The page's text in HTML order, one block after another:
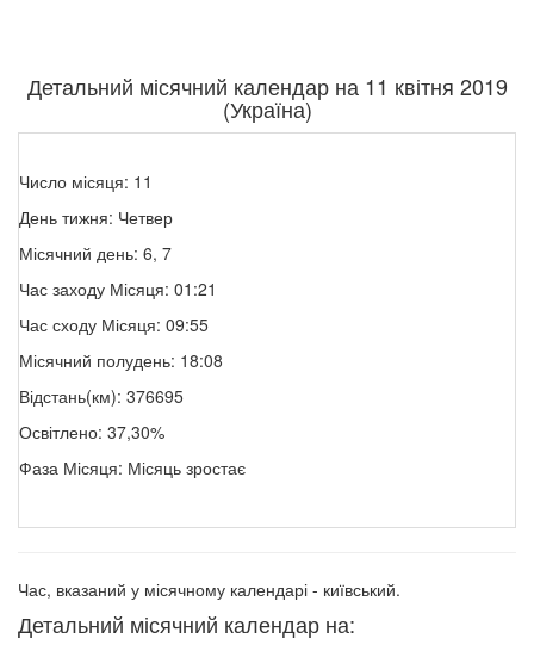
Детальний місячний календар на 11 квітня 2019
(Україна)
Число місяця: 11
День тижня: Четвер
Місячний день: 6, 7
Час заходу Місяця: 01:21
Час сходу Місяця: 09:55
Місячний полудень: 18:08
Відстань(км): 376695
Освітлено: 37,30%
Фаза Місяця: Місяць зростає
Час, вказаний у місячному календарі - київський.
Детальний місячний календар на: